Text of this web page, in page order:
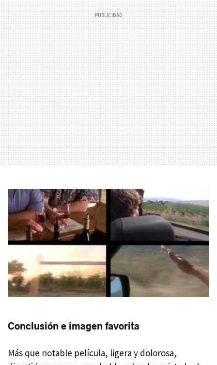
Conclusión e imagen favorita
Más que notable película, ligera y dolorosa,